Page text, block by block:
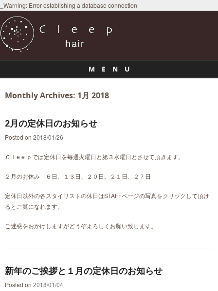
_Warning: Error establishing a database connection
M E N U
Monthly Archives: 1月 2018
2月の定休日のお知らせ
Posted on 2018/01/26
Ｃｌe e ｐでは定休日を毎週火曜日と第３水曜日とさせて頂きます。
２月のお休み ６日、１３日、２０日、２１日、２７日
定休日以外の各スタイリストの休日はSTAFFページの写真をクリックして頂け
るとご覧になれます。
ご迷惑をおかけしますがどうぞよろしくお願い致します。
新年のご挨拶と１月の定休日のお知らせ
Posted on 2018/01/04